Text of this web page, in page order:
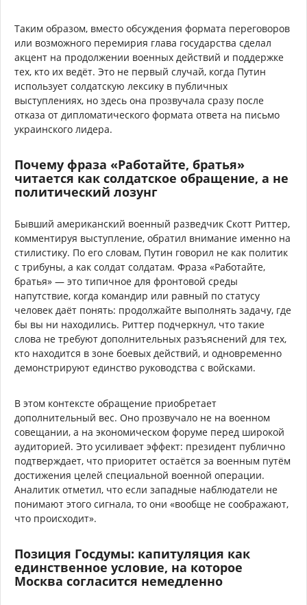
Таким образом, вместо обсуждения формата переговоров
или возможного перемирия глава государства сделал
акцент на продолжении военных действий и поддержке
тех, кто их ведёт. Это не первый случай, когда Путин
использует солдатскую лексику в публичных
выступлениях, но здесь она прозвучала сразу после
отказа от дипломатического формата ответа на письмо
украинского лидера.
Почему фраза «Работайте, братья»
читается как солдатское обращение, а не
политический лозунг
Бывший американский военный разведчик Скотт Риттер,
комментируя выступление, обратил внимание именно на
стилистику. По его словам, Путин говорил не как политик
с трибуны, а как солдат солдатам. Фраза «Работайте,
братья» — это типичное для фронтовой среды
напутствие, когда командир или равный по статусу
человек даёт понять: продолжайте выполнять задачу, где
бы вы ни находились. Риттер подчеркнул, что такие
слова не требуют дополнительных разъяснений для тех,
кто находится в зоне боевых действий, и одновременно
демонстрируют единство руководства с войсками.
В этом контексте обращение приобретает
дополнительный вес. Оно прозвучало не на военном
совещании, а на экономическом форуме перед широкой
аудиторией. Это усиливает эффект: президент публично
подтверждает, что приоритет остаётся за военным путём
достижения целей специальной военной операции.
Аналитик отметил, что если западные наблюдатели не
понимают этого сигнала, то они «вообще не соображают,
что происходит».
Позиция Госдумы: капитуляция как
единственное условие, на которое
Москва согласится немедленно